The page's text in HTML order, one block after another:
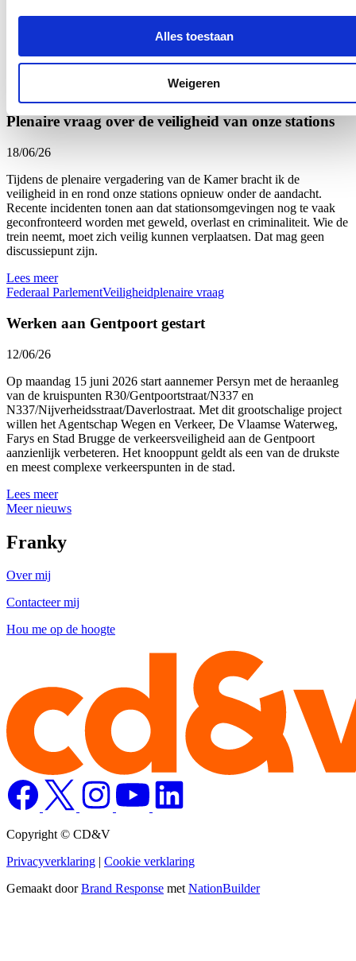
Alles toestaan
Weigeren
van een staking van onbepaalde duur door de brandweervakbonden
toont aan dat hervormingen alleen kunnen slagen wanneer er
Veiligheidplenaire vraag
Plenaire vraag over de veiligheid van onze stations
18/06/26
Tijdens de plenaire vergadering van de Kamer bracht ik de
veiligheid in en rond onze stations opnieuw onder de aandacht.
Recente incidenten tonen aan dat stationsomgevingen nog te vaak
geconfronteerd worden met geweld, overlast en criminaliteit. Wie de
trein neemt, moet zich veilig kunnen verplaatsen. Dat mag geen
discussiepunt zijn.
Lees meer
Federaal ParlementVeiligheidplenaire vraag
Werken aan Gentpoort gestart
12/06/26
Op maandag 15 juni 2026 start aannemer Persyn met de heraanleg
van de kruispunten R30/Gentpoortstraat/N337 en
N337/Nijverheidsstraat/Daverlostraat. Met dit grootschalige project
willen het Agentschap Wegen en Verkeer, De Vlaamse Waterweg,
Farys en Stad Brugge de verkeersveiligheid aan de Gentpoort
aanzienlijk verbeteren. Het knooppunt geldt als een van de drukste
en meest complexe verkeerspunten in de stad.
Lees meer
Meer nieuws
Franky
Over mij
Contacteer mij
Hou me op de hoogte
Copyright © CD&V
Privacyverklaring | Cookie verklaring
Gemaakt doorBrand Response metNationBuilder